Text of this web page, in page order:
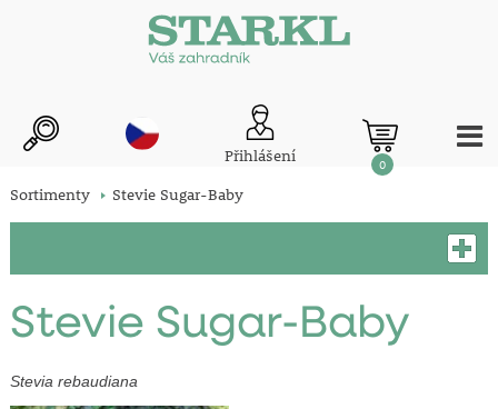
Přihlášení 0
Sortimenty Stevie Sugar-Baby
Stevie Sugar-Baby
Stevia rebaudiana